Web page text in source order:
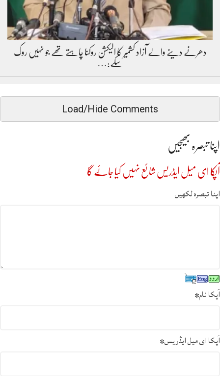
دھرنے دینے والے آزاد کشمیر کا الیکشن روکنا چاہتے تھے جو نہیں روک
سکے:…
Load/Hide Comments
اپنا تبصرہ بھیجیں
آپکا ای میل ایڈریس شائع نہیں کیا جائے گا
اپنا تبصرہ لکھیں
آپکا نام*
آپکا ای میل ایڈریس*